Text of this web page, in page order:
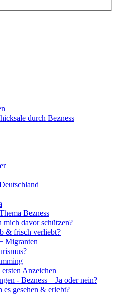
durch Bezness
Bezness
davor schützen?
& frisch verliebt?
Migranten
Anzeichen
- Bezness – Ja oder nein?
gesehen & erlebt?